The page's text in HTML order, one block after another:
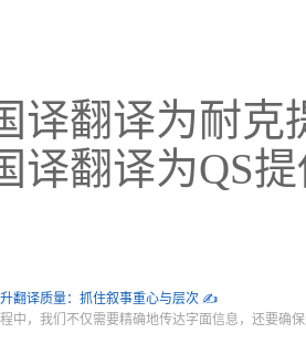
译翻译为耐克
译翻译为QS
翻译质量：抓住叙事重心与层次 ✍️
中，我们不仅需要精确地传达字面信息，还要确